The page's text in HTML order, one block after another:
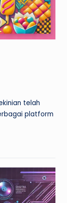
telah
platform